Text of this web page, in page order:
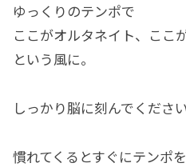
ゆっくりのテンポで
ここがオルタネイト、ここ
という風に。
しっかり脳に刻んでください
慣れてくるとすぐにテンポ